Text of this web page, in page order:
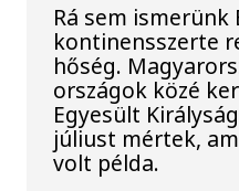
Rá sem ismerünk
kontinensszerte
hőség.
országok közé
Egyesült
júliust mértek,
volt példa.